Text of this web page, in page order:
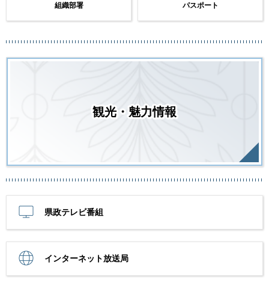
組織部署 パスポート
観光・魅力情報
県政テレビ番組
インターネット放送局